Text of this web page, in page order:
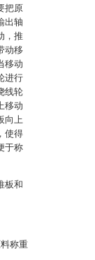
把原
出轴
，推
动移
移动
进行
线轮
移动
向上
使得
于称
板和
称重